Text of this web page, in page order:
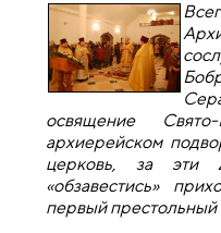
освящение
архиерейском
церковь, за эти
«обзавестись»
первый престольный